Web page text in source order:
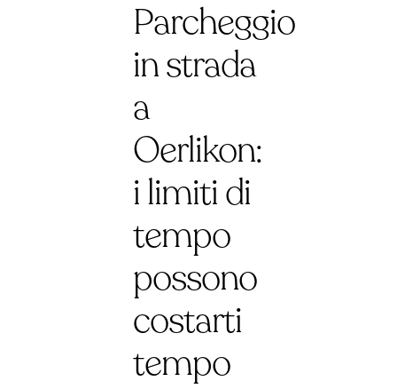
Parcheggio
in strada
a
Oerlikon:
i limiti di
tempo
possono
costarti
tempo